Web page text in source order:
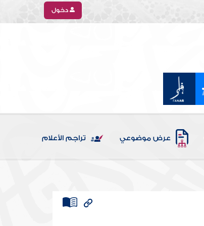
دخول
عرض موضوعي تراجم الأعلام